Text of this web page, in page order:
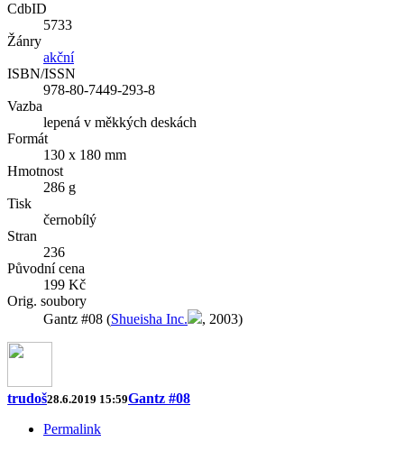
CdbID
5733
Žánry
akční
ISBN/ISSN
978-80-7449-293-8
Vazba
lepená v měkkých deskách
Formát
130 x 180 mm
Hmotnost
286 g
Tisk
černobílý
Stran
236
Původní cena
199 Kč
Orig. soubory
Gantz #08 (Shueisha Inc. , 2003)
trudoš28.6.2019 15:59Gantz #08
Permalink